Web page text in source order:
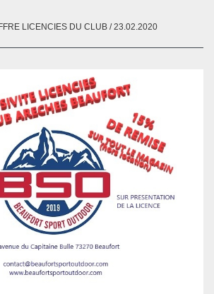
LICENCIES DU CLUB / 23.02.2020